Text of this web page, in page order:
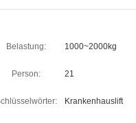
Belastung: 1000~2000kg
Person: 21
Krankenhauslift